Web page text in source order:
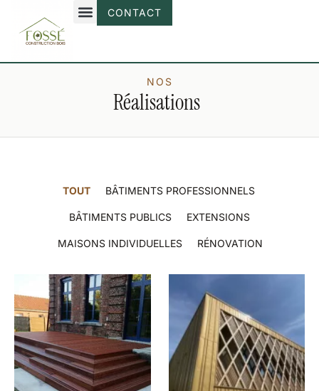
CONTACT
NOS
Réalisations
TOUT BÂTIMENTS PROFESSIONNELS
BÂTIMENTS PUBLICS EXTENSIONS
MAISONS INDIVIDUELLES RÉNOVATION